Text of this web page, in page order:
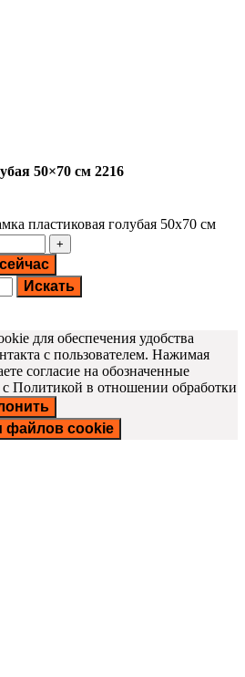
50×70 см 2216
пластиковая голубая 50x70 см
Искать
для обеспечения удобства
с пользователем. Нажимая
согласие на обозначенные
с Политикой в отношении обработки
файлов cookie